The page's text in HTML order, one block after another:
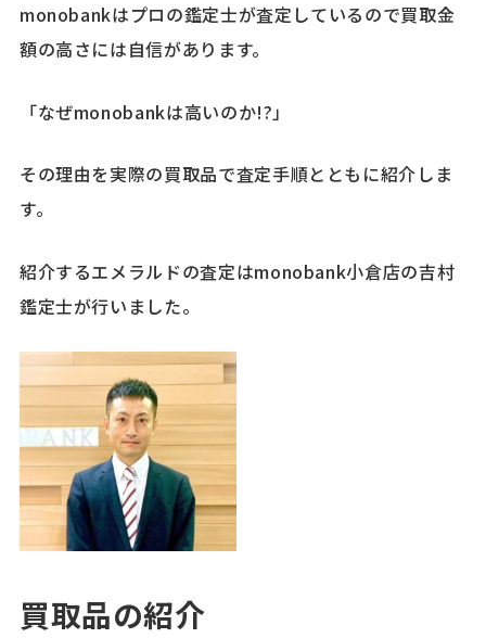
monobankはプロの鑑定士が査定しているので買取金
額の高さには自信があります。
「なぜmonobankは高いのか!?」
その理由を実際の買取品で査定手順とともに紹介しま
す。
紹介するエメラルドの査定はmonobank小倉店の吉村
鑑定士が行いました。
買取品の紹介